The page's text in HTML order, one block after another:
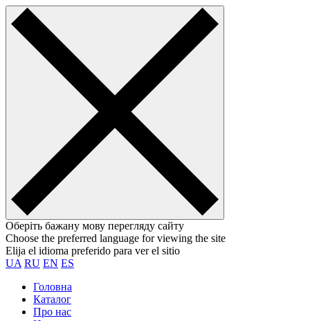
Оберіть бажану мову перегляду сайту
Choose the preferred language for viewing the site
Elija el idioma preferido para ver el sitio
UA RU EN ES
Головна
Каталог
Про нас